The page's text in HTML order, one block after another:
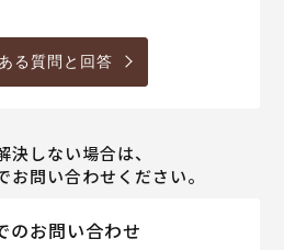
る質問と回答
決しない場合は、
お問い合わせください。
のお問い合わせ